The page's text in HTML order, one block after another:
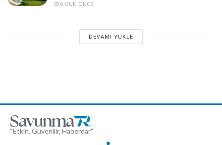
6 GÜN ÖNCE
DEVAMI YÜKLE
“Etkin, Güvenilir, Haberdar”